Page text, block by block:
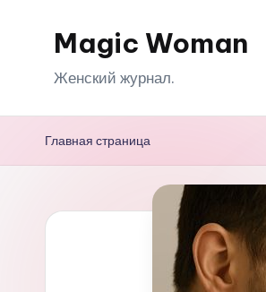
Magic Woman
Женский журнал.
Главная страница